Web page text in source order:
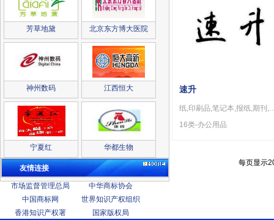
芳草地黛 北京东方博大医院
神州数码 江西恒大
宁夏红 华都生物
友情连接
市场监督管理总局
中华商标协会
中国商标网
世界知识产权组织
香港知识产权署
国家版权局
速升
纸,印刷品,笔记本,报纸,期刊,书籍,
16类-办公用品
每页显示